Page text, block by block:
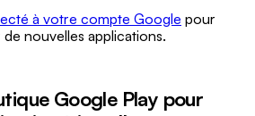
à votre compte Google pour
nouvelles applications.
Google Play pour